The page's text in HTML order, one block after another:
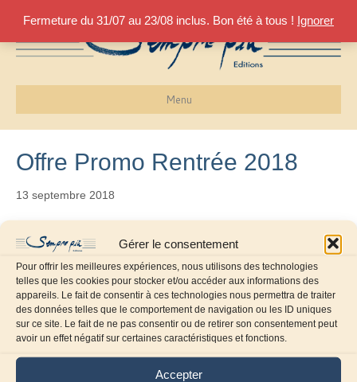
Gérer le consentement
Pour offrir les meilleures expériences, nous utilisons des technologies
telles que les cookies pour stocker et/ou accéder aux informations des
appareils. Le fait de consentir à ces technologies nous permettra de traiter
des données telles que le comportement de navigation ou les ID uniques
sur ce site. Le fait de ne pas consentir ou de retirer son consentement peut
avoir un effet négatif sur certaines caractéristiques et fonctions.
Accepter
Fermeture du 31/07 au 23/08 inclus. Bon été à tous ! Ignorer
Menu
Offre Promo Rentrée 2018
13 septembre 2018
Offre promotionnelle de rentrée réservée aux professeurs :
20% de réduction sur nos ouvrages d’enseignement
jusqu’au 15 novembre 2018
Pour en bénéficier, il suffit de télécharger le bon de commande
en cliquant sur le lien suivant :BdC Promo Rentrée2018.pdf
puis de choisir le(s) ouvrage(s) désiré(s) dans le tableau de la